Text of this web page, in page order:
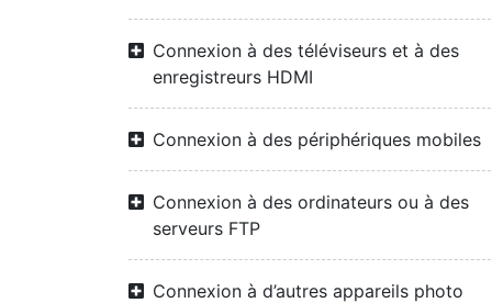
Connexion à des téléviseurs et à des
enregistreurs HDMI
Connexion à des périphériques mobiles
Connexion à des ordinateurs ou à des
serveurs FTP
Connexion à d’autres appareils photo